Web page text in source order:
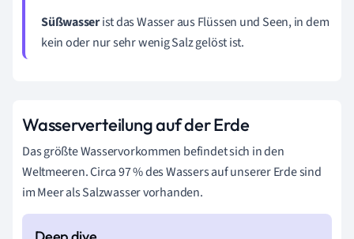
Süßwasserist das Wasser aus Flüssen und Seen, in dem
kein oder nur sehr wenig Salz gelöst ist.
Wasserverteilung auf der Erde
Das größte Wasservorkommen befindet sich in den
Weltmeeren. Circa 97 % des Wassers auf unserer Erde sind
im Meer als Salzwasser vorhanden.